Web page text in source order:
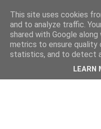
This site uses cookies
and to analyze traffic.
shared with Google
metrics to ensure quality
statistics, and to detect
LEARN